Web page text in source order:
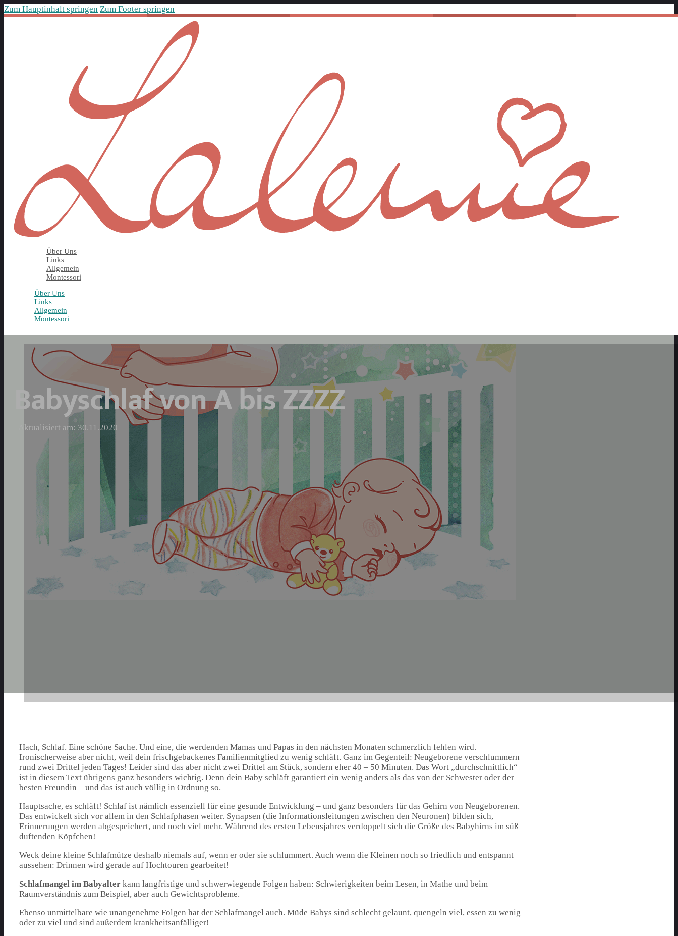
Zum Hauptinhalt springen Zum Footer springen
Über Uns
Links
Allgemein
Montessori
Über Uns
Links
Allgemein
Montessori
Babyschlaf von A bis ZZZZ
Aktualisiert am: 30.11.2020
Hach, Schlaf. Eine schöne Sache. Und eine, die werdenden Mamas und Papas in den nächsten Monaten schmerzlich fehlen wird.
Ironischerweise aber nicht, weil dein frischgebackenes Familienmitglied zu wenig schläft. Ganz im Gegenteil: Neugeborene verschlummern
rund zwei Drittel jeden Tages! Leider sind das aber nicht zwei Drittel am Stück, sondern eher 40 – 50 Minuten. Das Wort „durchschnittlich“
ist in diesem Text übrigens ganz besonders wichtig. Denn dein Baby schläft garantiert ein wenig anders als das von der Schwester oder der
besten Freundin – und das ist auch völlig in Ordnung so.
Hauptsache, es schläft! Schlaf ist nämlich essenziell für eine gesunde Entwicklung – und ganz besonders für das Gehirn von Neugeborenen.
Das entwickelt sich vor allem in den Schlafphasen weiter. Synapsen (die Informationsleitungen zwischen den Neuronen) bilden sich,
Erinnerungen werden abgespeichert, und noch viel mehr. Während des ersten Lebensjahres verdoppelt sich die Größe des Babyhirns im süß
duftenden Köpfchen!
Weck deine kleine Schlafmütze deshalb niemals auf, wenn er oder sie schlummert. Auch wenn die Kleinen noch so friedlich und entspannt
aussehen: Drinnen wird gerade auf Hochtouren gearbeitet!
Schlafmangel im Babyalter kann langfristige und schwerwiegende Folgen haben: Schwierigkeiten beim Lesen, in Mathe und beim
Raumverständnis zum Beispiel, aber auch Gewichtsprobleme.
Ebenso unmittelbare wie unangenehme Folgen hat der Schlafmangel auch. Müde Babys sind schlecht gelaunt, quengeln viel, essen zu wenig
oder zu viel und sind außerdem krankheitsanfälliger!